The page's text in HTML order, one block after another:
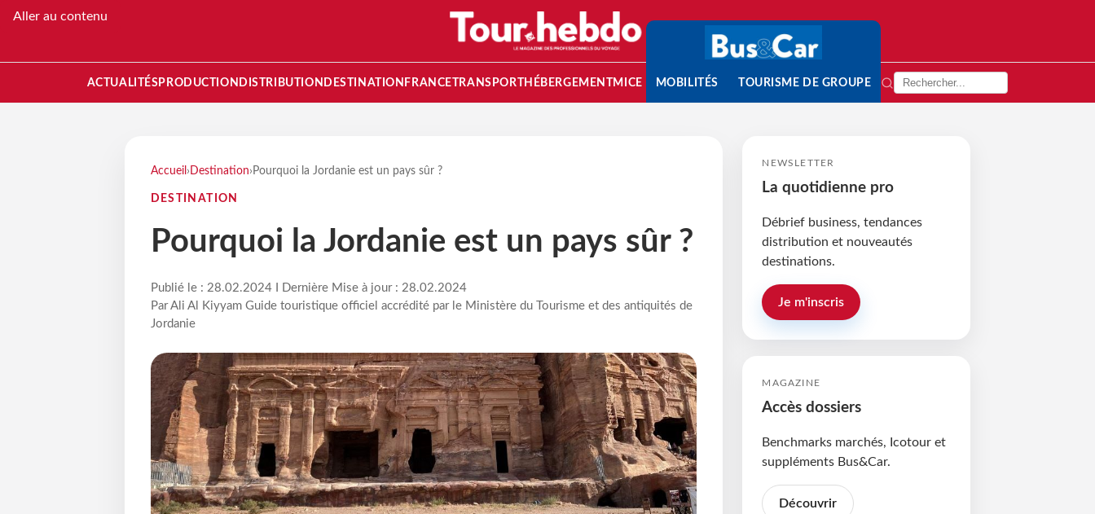
Aller au contenu
ACTUALITÉS PRODUCTION DISTRIBUTION DESTINATION FRANCETRANSPORT HÉBERGEMENTMICE MOBILITÉS TOURISME DE GROUPE
Accueil › Destination› Pourquoi la Jordanie est un pays sûr ?
DESTINATION
Pourquoi la Jordanie est un pays sûr ?
Publié le : 28.02.2024 I Dernière Mise à jour : 28.02.2024
Par Ali Al Kiyyam Guide touristique officiel accrédité par le Ministère du Tourisme et des antiquités de
Jordanie
NEWSLETTER
La quotidienne pro
Débrief business, tendances
distribution et nouveautés
destinations.
Je m'inscris
MAGAZINE
Accès dossiers
Benchmarks marchés, Icotour et
suppléments Bus&Car.
Découvrir